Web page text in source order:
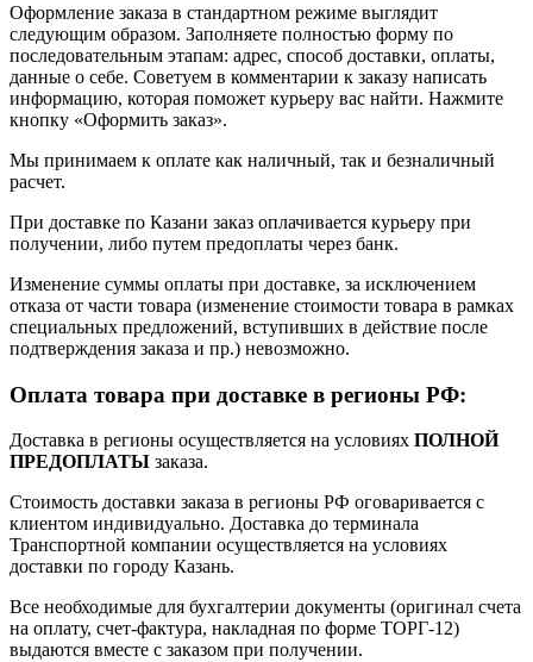
Оформление заказа в стандартном режиме выглядит
следующим образом. Заполняете полностью форму по
последовательным этапам: адрес, способ доставки, оплаты,
данные о себе. Советуем в комментарии к заказу написать
информацию, которая поможет курьеру вас найти. Нажмите
кнопку «Оформить заказ».
Мы принимаем к оплате как наличный, так и безналичный
расчет.
При доставке по Казани заказ оплачивается курьеру при
получении, либо путем предоплаты через банк.
Изменение суммы оплаты при доставке, за исключением
отказа от части товара (изменение стоимости товара в рамках
специальных предложений, вступивших в действие после
подтверждения заказа и пр.) невозможно.
Оплата товара при доставке в регионы РФ:
Доставка в регионы осуществляется на условиях ПОЛНОЙ
ПРЕДОПЛАТЫ заказа.
Стоимость доставки заказа в регионы РФ оговаривается с
клиентом индивидуально. Доставка до терминала
Транспортной компании осуществляется на условиях
доставки по городу Казань.
Все необходимые для бухгалтерии документы (оригинал счета
на оплату, счет-фактура, накладная по форме ТОРГ-12)
выдаются вместе с заказом при получении.